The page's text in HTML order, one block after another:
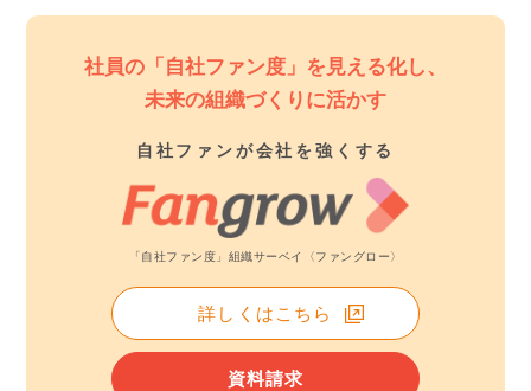
社員の「自社ファン度」を見える化し、
未来の組織づくりに活かす
自社ファンが会社を強くする
「自社ファン度」組織サーベイ〈ファングロー〉
詳しくはこちら
資料請求